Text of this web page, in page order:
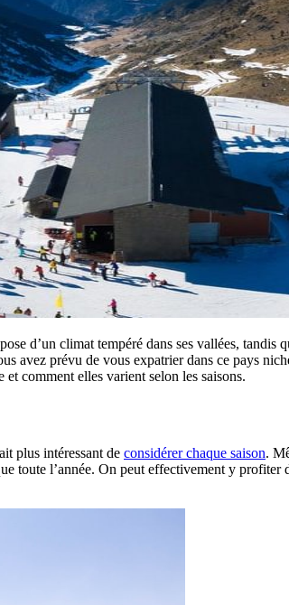
d’un climat tempéré dans ses vallées,
avez prévu de vous expatrier dans ce pays
comment elles varient selon les saisons.
plus intéressant de considérer chaque saison.
toute l’année. On peut effectivement y